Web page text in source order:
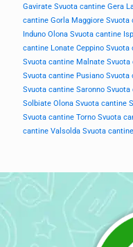
Gavirate Svuota cantine Gera
cantine Gorla Maggiore Svuota
Induno Olona Svuota cantine
cantine Lonate Ceppino Svuota
Svuota cantine Malnate Svuota
Svuota cantine Pusiano Svuota
Svuota cantine Saronno Svuota
Solbiate Olona Svuota cantine
Svuota cantine Torno Svuota
cantine Valsolda Svuota